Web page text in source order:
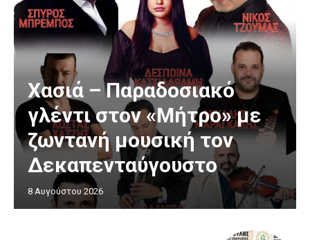
Χασιά – Παραδοσιακό
γλέντι στον «Μήτρο» με
ζωντανή μουσική τον
Δεκαπενταύγουστο
8 Αυγούστου 2026